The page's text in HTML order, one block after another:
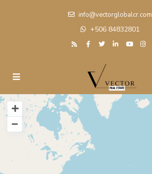
info@vectorglobalcr.com
+506 84832801